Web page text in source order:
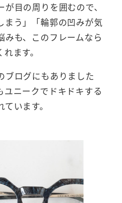
目の周りを囲むので、
まう」「輪郭の凹みが気
みも、このフレームなら
ます。
ブログにもありました
ユニークでドキドキする
います。